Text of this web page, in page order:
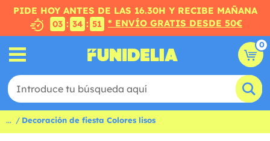
PIDE HOY ANTES DE LAS 16.30H Y RECIBE MAÑANA
03 : 34 : 50 * ENVÍO GRATIS DESDE 50€
0
... Decoración de fiesta Colores lisos